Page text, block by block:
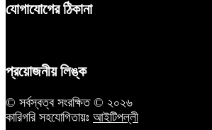
যোগাযোগের ঠিকানা
প্রয়োজনীয় লিঙ্ক
© সর্বস্বত্ব সংরক্ষিত © ২০২৬
কারিগরি সহযোগিতায়ঃ আইটিপল্লী